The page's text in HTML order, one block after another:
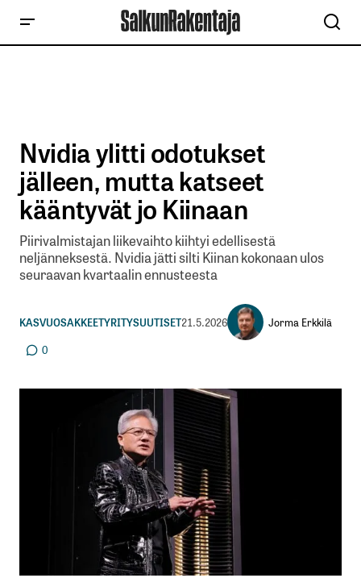
Nvidia ylitti odotukset
jälleen, mutta katseet
kääntyvät jo Kiinaan
Piirivalmistajan liikevaihto kiihtyi edellisestä
neljänneksestä. Nvidia jätti silti Kiinan kokonaan ulos
seuraavan kvartaalin ennusteesta
KASVUOSAKKEETYRITYSUUTISET21.5.2026
Jorma Erkkilä
0